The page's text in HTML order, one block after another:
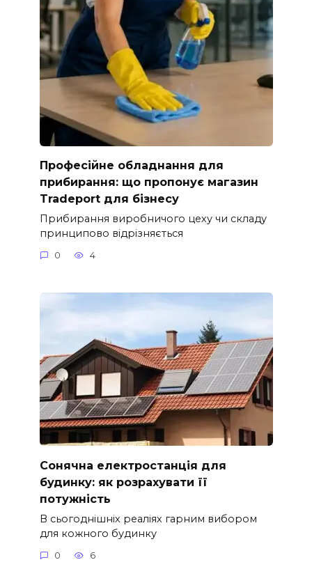
Професійне обладнання для
прибирання: що пропонує магазин
Tradeport для бізнесу
Прибирання виробничого цеху чи складу
принципово відрізняється
0 4
Сонячна електростанція для
будинку: як розрахувати її
потужність
В сьогоднішніх реаліях гарним вибором
для кожного будинку
0 6